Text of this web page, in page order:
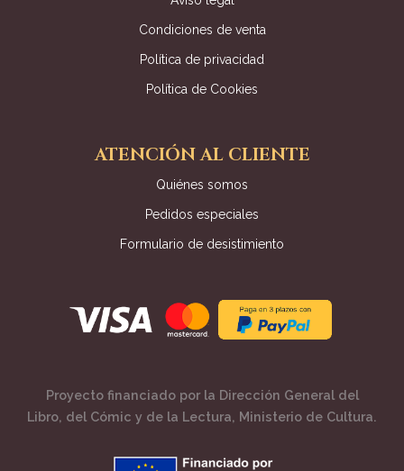
Condiciones de venta
Política de privacidad
Política de Cookies
ATENCIÓN AL CLIENTE
Quiénes somos
Pedidos especiales
Formulario de desistimiento
Proyecto financiado por la Dirección General del
Libro, del Cómic y de la Lectura, Ministerio de Cultura.